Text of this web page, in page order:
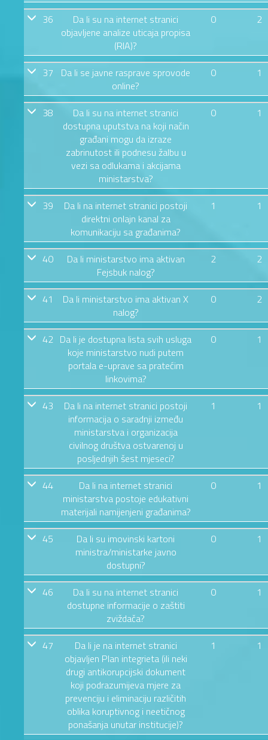
36
Da li su na internet stranici
objavljene analize uticaja propisa
(RIA)?
0 2
37
Da li se javne rasprave sprovode
online?
0 1
38
Da li su na internet stranici
dostupna uputstva na koji način
građani mogu da izraze
zabrinutost ili podnesu žalbu u
vezi sa odlukama i akcijama
ministarstva?
0 1
39
Da li na internet stranici postoji
direktni onlajn kanal za
komunikaciju sa građanima?
1 1
40
Da li ministarstvo ima aktivan
Fejsbuk nalog?
2 2
41
Da li ministarstvo ima aktivan X
nalog?
0 2
42 Da li je dostupna lista svih usluga
koje ministarstvo nudi putem
portala e-uprave sa pratećim
linkovima?
0 1
43
Da li na internet stranici postoji
informacija o saradnji između
ministarstva i organizacija
civilnog društva ostvarenoj u
posljednjih šest mjeseci?
1 1
44
Da li na internet stranici
ministarstva postoje edukativni
materijali namijenjeni građanima?
0 1
45
Da li su imovinski kartoni
ministra/ministarke javno
dostupni?
0 1
46
Da li su na internet stranici
dostupne informacije o zaštiti
zviždača?
0 1
47
Da li je na internet stranici
objavljen Plan integrieta (ili neki
drugi antikorupcijski dokument
koji podrazumijeva mjere za
prevenciju i eliminaciju različitih
oblika koruptivnog i neetičnog
ponašanja unutar institucije)?
1 1